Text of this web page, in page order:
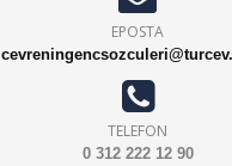
EPOSTA
TELEFON
0 312 222 12 90